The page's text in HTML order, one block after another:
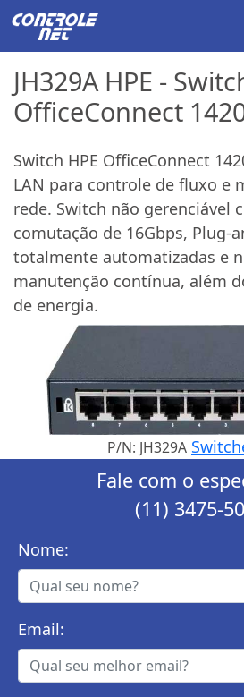
JH329A HPE -
OfficeConnect
Switch HPE OfficeConnect
LAN para controle de fluxo e
rede. Switch não gerenciável
comutação de 16Gbps, Plug-
totalmente automatizadas e
manutenção contínua, além
de energia.
P/N: JH329A
Fale com o
(11) 3475-
Nome:
Email: